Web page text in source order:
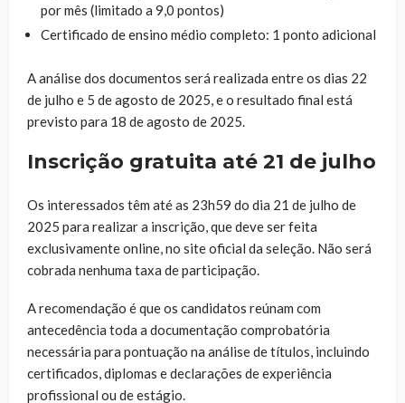
por mês (limitado a 9,0 pontos)
Certificado de ensino médio completo: 1 ponto adicional
A análise dos documentos será realizada entre os dias 22
de julho e 5 de agosto de 2025, e o resultado final está
previsto para 18 de agosto de 2025.
Inscrição gratuita até 21 de julho
Os interessados têm até as 23h59 do dia 21 de julho de
2025 para realizar a inscrição, que deve ser feita
exclusivamente online, no site oficial da seleção. Não será
cobrada nenhuma taxa de participação.
A recomendação é que os candidatos reúnam com
antecedência toda a documentação comprobatória
necessária para pontuação na análise de títulos, incluindo
certificados, diplomas e declarações de experiência
profissional ou de estágio.